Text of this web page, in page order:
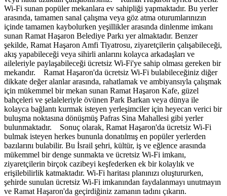
Wi-Fi sunan popüler mekanlara ev sahipliği yapmaktadır. Bu yerler
arasında, tamamen sanal çalışma veya göz atma oturumlarınızın
içinde tamamen kaybolurken yeşillikler arasında dinlenme imkanı
sunan Ramat Haşaron Belediye Parkı yer almaktadır. Benzer
şekilde, Ramat Haşaron Amfi Tiyatrosu, ziyaretçilerin çalışabileceği,
akış yapabileceği veya sihirli anlarını kolayca arkadaşları ve
aileleriyle paylaşabileceği ücretsiz Wi-Fi'ye sahip olması gereken bir
mekandır. Ramat Haşaron'da ücretsiz Wi-Fi bulabileceğiniz diğer
dikkate değer alanlar arasında, rahatlamak ve ambiyansıyla çalışmak
için mükemmel bir mekan sunan Ramat Haşaron Kafe, güzel
bahçeleri ve şelaleleriyle övünen Park Barkan veya dünya ile
kolayca bağlantı kurmak isteyen yerleşimciler için heyecan verici bir
buluşma noktasına dönüşmüş Pafras Sina Mahallesi gibi yerler
bulunmaktadır. Sonuç olarak, Ramat Haşaron'da ücretsiz Wi-Fi
bulmak isteyen herkes bununla donatılmış en popüler yerlerden
bazılarını bulabilir. Bu İsrail şehri, kültür, iş ve eğlence arasında
mükemmel bir denge sunmakta ve ücretsiz Wi-Fi imkanı,
ziyaretçilerin birçok cazibeyi keşfederken ek bir kolaylık ve
erişilebilirlik katmaktadır. Wi-Fi haritası planınızı oluştururken,
şehirde sunulan ücretsiz Wi-Fi imkanından faydalanmayı unutmayın
ve Ramat Haşaron'da geçirdiğiniz zamanın tadını çıkarın.